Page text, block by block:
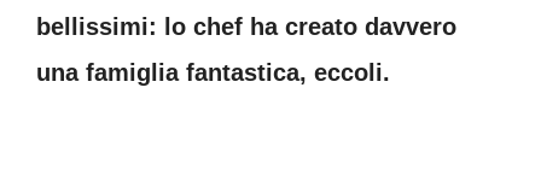
bellissimi: lo chef ha creato davvero
una famiglia fantastica, eccoli.